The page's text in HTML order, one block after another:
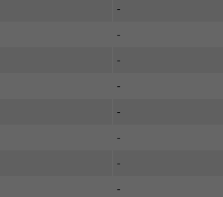
-
-
-
-
-
-
-
-